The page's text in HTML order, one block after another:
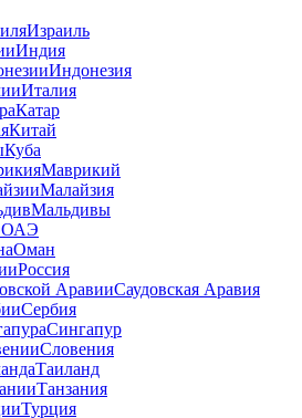
Израиль
Индия
Индонезия
Италия
Катар
Китай
Куба
Маврикий
Малайзия
Мальдивы
ОАЭ
Оман
Россия
Саудовская Аравия
Сербия
Сингапур
Словения
Таиланд
Танзания
Турция